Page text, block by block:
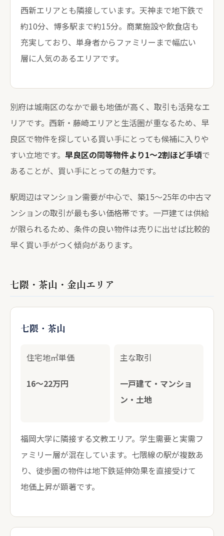
西新エリアとも隣接しています。天神まで地下鉄で
約10分、博多駅まで約15分。商業施設や飲食店も
充実しており、単身者からファミリーまで幅広い
層に人気のあるエリアです。
別府は城南区のなかで最も地価が高く、取引も活発なエ
リアです。西新・藤崎エリアと生活圏が重なるため、早
良区で物件を探している買い手にとっても候補に入りや
すい立地です。 早良区の同等物件より1〜2割ほど手頃で
あることが、買い手にとっての魅力です。
駅周辺はマンション需要が中心で、築15〜25年の中古マ
ンションの取引が最も多い価格帯です。一戸建ては供給
が限られるため、条件の良い物件は売りに出せば比較的
早く買い手がつく傾向があります。
七隈・茶山・金山エリア
七隈・茶山
住宅地㎡単価
16〜22万円
主な取引
一戸建て・マンショ
ン・土地
福岡大学に隣接する文教エリア。学生需要と実需フ
ァミリー層が混在しています。七隈線の駅が複数あ
り、徒歩圏の物件は地下鉄延伸効果を直接受けて
地価上昇が顕著です。